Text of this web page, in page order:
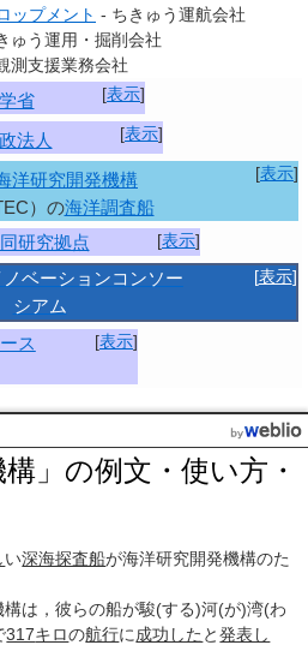
ップメント - ちきゅう運航会社
ゅう運用・掘削会社
測支援業務会社
[表示]
省
[表示]
法人
[表示]
洋研究開発機構
）の海洋調査船
[表示]
研究拠点
[表示]
ベーションコンソー
シアム
[表示]
ス
構」の例文・使い方・
い深海探査船が海洋研究開発機構のた
構は，彼らの船が駿(する)河(が)湾(わ
317キロの航行に成功した と発表し